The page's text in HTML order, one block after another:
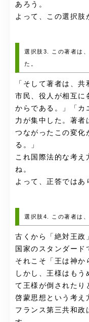
あろう。
よって、この選択肢
選択肢3. この著者は
た。
「そして著者は、
市民、役人が相互に
からである。」「カ
力が集中した。著者
つながったこの変化
る。」
これ国際法的な考え
ね。
よって、正答ではあ
選択肢4. この著者は
古くから「絶対王政
国家のスタンダード
それこそ「王は神か
しかし、王様はもう
て王様が倒されたり
啓蒙思想という考え
フランス第三共和政